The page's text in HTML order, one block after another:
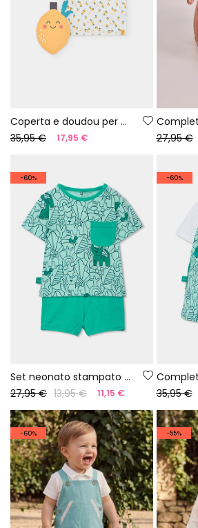
Coperta e doudou per neonato stampati
35,95 €
17,95 €
27,95 €
-60%
Set neonato stampato in cotone
27,95 € 13,95 € 11,15 €
-60%
35,95 €
-60% -55%